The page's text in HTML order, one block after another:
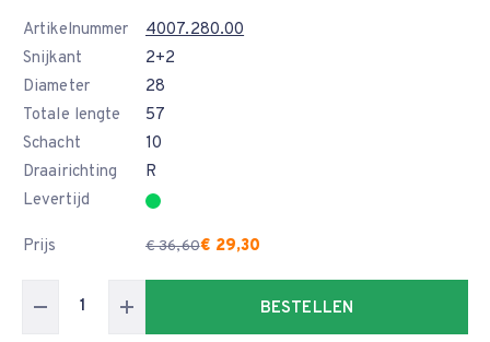
Artikelnummer
4007.280.00
Snijkant
2+2
Diameter
28
Totale lengte
57
Schacht
10
Draairichting
R
Levertijd
Prijs € 36,60€ 29,30
BESTELLEN